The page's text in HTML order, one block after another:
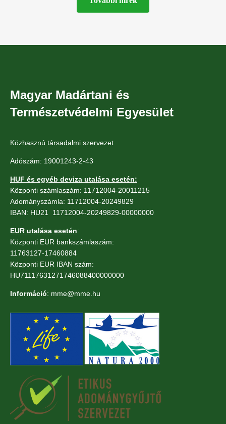
Magyar Madártani és
Természetvédelmi Egyesület
Közhasznú társadalmi szervezet
Adószám: 19001243-2-43
HUF és egyéb deviza utalása esetén:
Központi számlaszám: 11712004-20011215
Adományszámla: 11712004-20249829
IBAN: HU21 11712004-20249829-00000000
EUR utalása esetén:
Központi EUR bankszámlaszám:
11763127-17460884
Központi EUR IBAN szám:
HU71117631271746088400000000
Információ: mme@mme.hu